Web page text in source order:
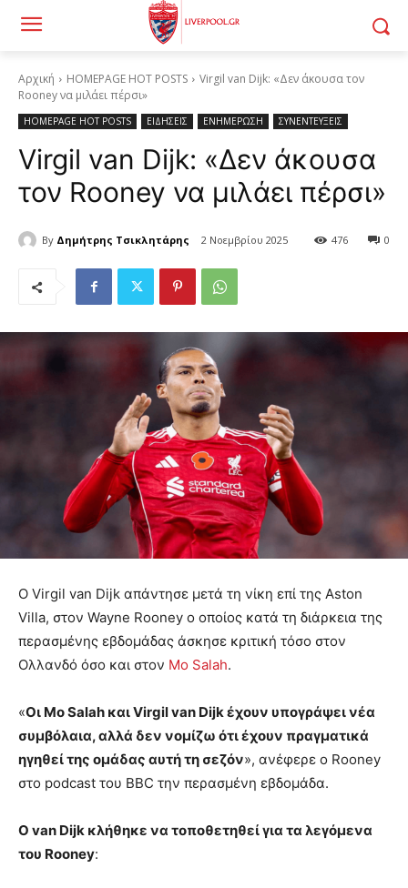
Αρχική HOMEPAGE HOT POSTS
Virgil van Dijk: «Δεν άκουσα τον
Rooney να μιλάει πέρσι»
HOMEPAGE HOT POSTS ΕΙΔΗΣΕΙΣ ΕΝΗΜΕΡΩΣΗ ΣΥΝΕΝΤΕΥΞΕΙΣ
Virgil van Dijk: «Δεν άκουσα
τον Rooney να μιλάει πέρσι»
By Δημήτρης Τσικλητάρης 2 Νοεμβρίου 2025 0
476
Ο Virgil van Dijk απάντησε μετά τη νίκη επί της Aston
Villa, στον Wayne Rooney ο οποίος κατά τη διάρκεια της
περασμένης εβδομάδας άσκησε κριτική τόσο στον
Ολλανδό όσο και στον Mo Salah.
«Οι Mo Salah και Virgil van Dijk έχουν υπογράψει νέα
συμβόλαια, αλλά δεν νομίζω ότι έχουν πραγματικά
ηγηθεί της ομάδας αυτή τη σεζόν», ανέφερε ο Rooney
στο podcast του BBC την περασμένη εβδομάδα.
Ο van Dijk κλήθηκε να τοποθετηθεί για τα λεγόμενα
του Rooney: